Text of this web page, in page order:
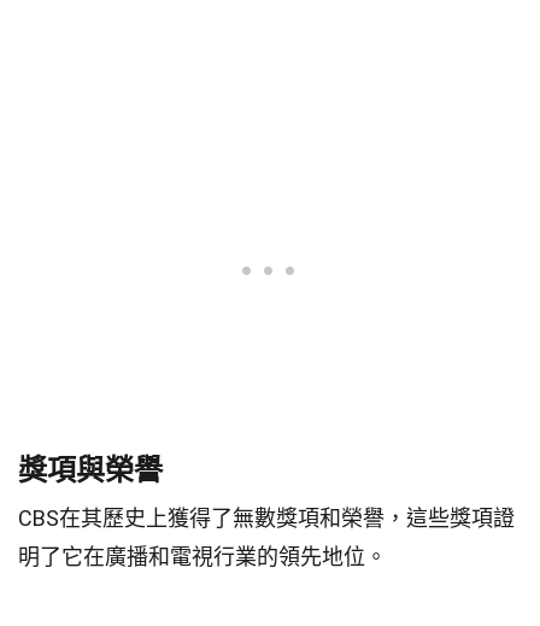
獎項與榮譽
CBS在其歷史上獲得了無數獎項和榮譽，這些獎項證
明了它在廣播和電視行業的領先地位。